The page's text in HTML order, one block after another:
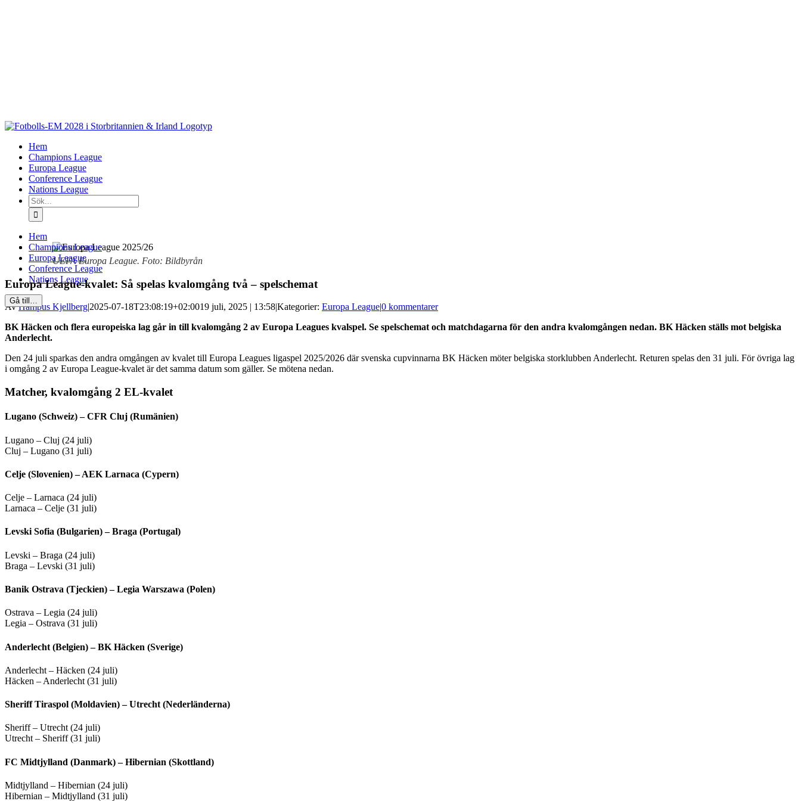
Hem
Champions League
Europa League
Conference League
Nations League
Sök
efter:
Hem
Champions League
Europa League
Conference League
Nations League
Gå till…
UEFA Europa League. Foto: Bildbyrån
Europa League-kvalet: Så spelas kvalomgång två – spelschemat
AvHampus Kjellberg|2025-07-18T23:08:19+02:0019 juli, 2025 | 13:58|Kategorier: Europa League|0 kommentarer
BK Häcken och flera europeiska lag går in till kvalomgång 2 av Europa Leagues kvalspel. Se spelschemat och matchdagarna för den andra kvalomgången nedan. BK Häcken ställs mot belgiska
Anderlecht.
Den 24 juli sparkas den andra omgången av kvalet till Europa Leagues ligaspel 2025/2026 där svenska cupvinnarna BK Häcken möter belgiska storklubben Anderlecht. Returen spelas den 31 juli. För övriga lag
i omgång 2 av Europa League-kvalet är det samma datum som gäller. Se mötena nedan.
Matcher, kvalomgång 2 EL-kvalet
Lugano (Schweiz) – CFR Cluj (Rumänien)
Lugano – Cluj (24 juli)
Cluj – Lugano (31 juli)
Celje (Slovenien) – AEK Larnaca (Cypern)
Celje – Larnaca (24 juli)
Larnaca – Celje (31 juli)
Levski Sofia (Bulgarien) – Braga (Portugal)
Levski – Braga (24 juli)
Braga – Levski (31 juli)
Banik Ostrava (Tjeckien) – Legia Warszawa (Polen)
Ostrava – Legia (24 juli)
Legia – Ostrava (31 juli)
Anderlecht (Belgien) – BK Häcken (Sverige)
Anderlecht – Häcken (24 juli)
Häcken – Anderlecht (31 juli)
Sheriff Tiraspol (Moldavien) – Utrecht (Nederländerna)
Sheriff – Utrecht (24 juli)
Utrecht – Sheriff (31 juli)
FC Midtjylland (Danmark) – Hibernian (Skottland)
Midtjylland – Hibernian (24 juli)
Hibernian – Midtjylland (31 juli)